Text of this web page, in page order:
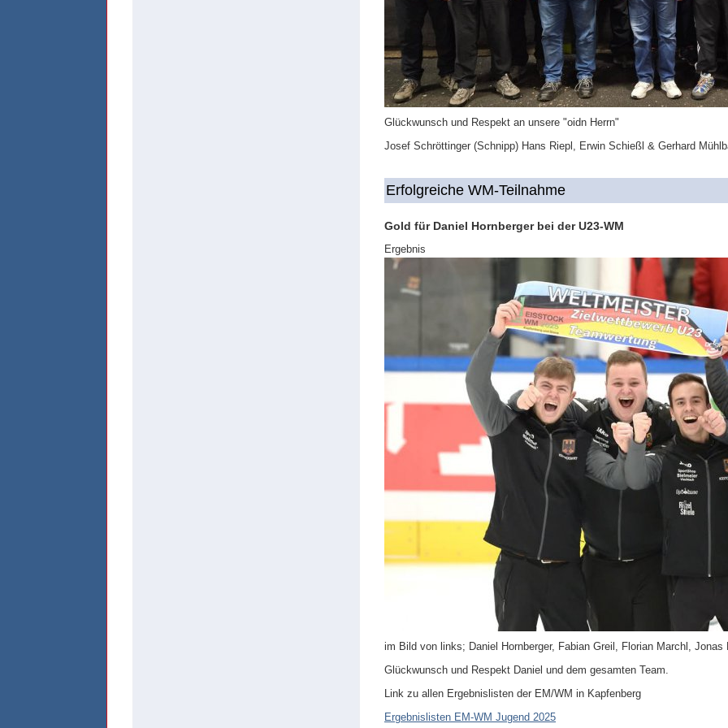
Glückwunsch und Respekt an unsere "oidn Herrn"
Josef Schröttinger (Schnipp) Hans Riepl, Erwin Schießl & Gerhard
Erfolgreiche WM-Teilnahme
Gold für Daniel Hornberger bei der U23-WM
Ergebnis
im Bild von links; Daniel Hornberger, Fabian Greil, Florian Marchl, Jonas
Glückwunsch und Respekt Daniel und dem gesamten Team.
Link zu allen Ergebnislisten der EM/WM in Kapfenberg
Ergebnislisten EM-WM Jugend 2025